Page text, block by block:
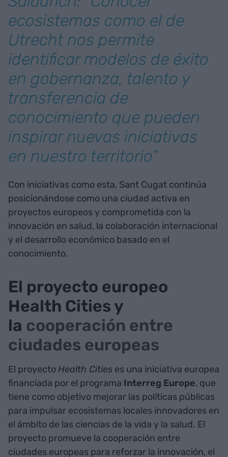
ecosistemas como el de
Utrecht nos permite
identificar modelos de éxito
en gobernanza, talento y
transferencia de
conocimiento que pueden
inspirar nuevas iniciativas
en nuestro territorio”
Con iniciativas como esta, Sant Cugat continúa
posicionándose como una ciudad activa en
proyectos europeos y comprometida con la
innovación en salud, la colaboración internacional
y el desarrollo económico basado en el
conocimiento.
El proyecto europeo
Health Cities y
la cooperación entre
ciudades europeas
El proyectoHealth Cities es una iniciativa europea
financiada por el programa Interreg Europe, que
tiene como objetivo mejorar las políticas públicas
para impulsar ecosistemas locales innovadores en
el ámbito de las ciencias de la vida y la salud. El
proyecto promueve la cooperación entre
ciudades europeas para reforzar la innovación, el